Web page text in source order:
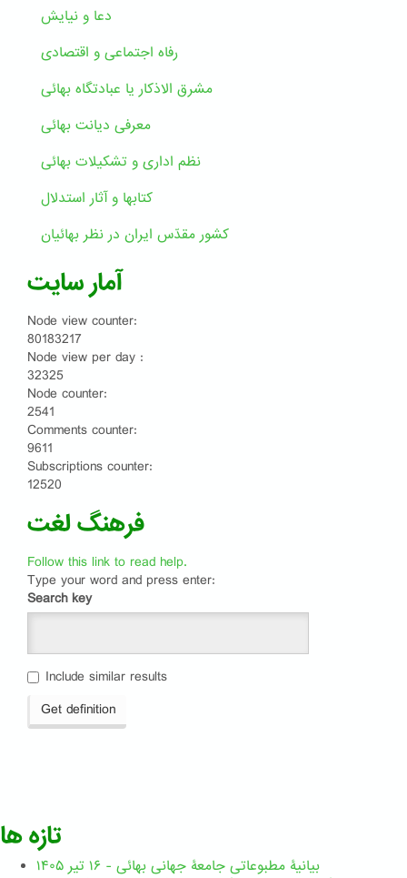
دعا و نیایش
رفاه اجتماعی و اقتصادی
مشرق الاذکار یا عبادتگاه بهائی
معرفی دیانت بهائی
نظم اداری و تشکیلات بهائی
کتابها و آثار استدلال
کشور مقدّس ایران در نظر بهائیان
آمار سایت
Node view counter:
80183217
Node view per day :
32325
Node counter:
2541
Comments counter:
9611
Subscriptions counter:
12520
فرهنگ لغت
Follow this link to read help.
Type your word and press enter:
Search key
Include similar results
Get definition
تازه ها
بیانیۀ مطبوعاتی جامعۀ جهانی بهائی - ۱۶ تیر ۱۴۰۵